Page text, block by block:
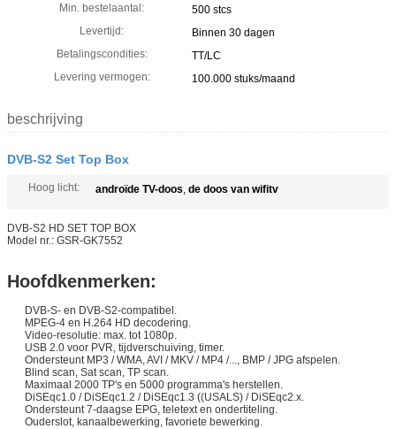
Min. bestelaantal:
500 stcs
Levertijd:
Binnen 30 dagen
Betalingscondities:
TT/LC
Levering vermogen:
100.000 stuks/maand
beschrijving
DVB-S2 Set Top Box
Hoog licht: androïde TV-doos, de doos van wifitv
DVB-S2 HD SET TOP BOX
Model nr.: GSR-GK7552
Hoofdkenmerken:
DVB-S- en DVB-S2-compatibel.
MPEG-4 en H.264 HD decodering.
Video-resolutie: max. tot 1080p.
USB 2.0 voor PVR, tijdverschuiving, timer.
Ondersteunt MP3 / WMA, AVI / MKV / MP4 /..., BMP / JPG afspelen.
Blind scan, Sat scan, TP scan.
Maximaal 2000 TP's en 5000 programma's herstellen.
DiSEqc1.0 / DiSEqc1.2 / DiSEqc1.3 ((USALS) / DiSEqc2.x.
Ondersteunt 7-daagse EPG, teletext en ondertiteling.
Ouderslot, kanaalbewerking, favoriete bewerking.